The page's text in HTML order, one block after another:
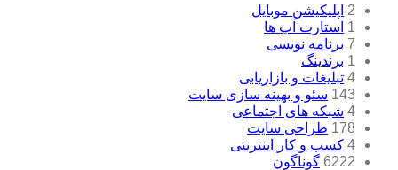
2 اپلیکیشن موبایل
1 استارت آپ ها
7 برنامه نویسی
1 برندینگ
4 تبلیغات و بازاریابی
143 سئو و بهینه سازی سایت
4 شبکه های اجتماعی
178 طراحی سایت
4 کسب و کار اینترنتی
6222 گوناگون